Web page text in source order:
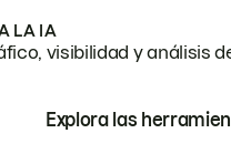
LA IA
visibilidad y análisis
Explora las